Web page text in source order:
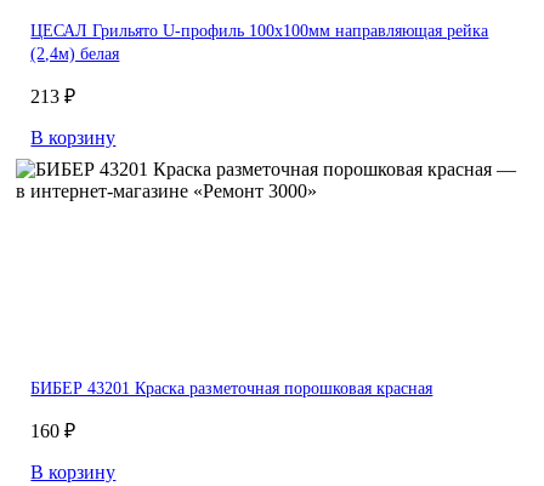
ЦЕСАЛ Грильято U-профиль 100х100мм направляющая рейка
(2,4м) белая
213 ₽
В корзину
БИБЕР 43201 Краска разметочная порошковая красная
160 ₽
В корзину